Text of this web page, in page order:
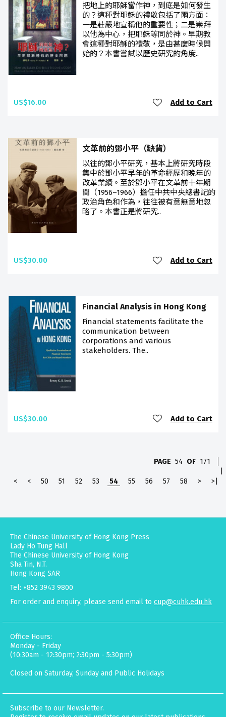
把地上的耶穌當作神，到底是如何發生
的？這種對耶穌的禮敬包括了兩方面：
一是莊嚴地宣稱他的重要性；二是崇拜
以他為中心，把耶穌等同於神。早期教
會這種對耶穌的禮敬，是由甚麼時候開
始的？本書嘗試以歷史研究的角度..
US$16.00 Add to Cart
文革前的鄧小平（缺貨）
以往的鄧小平研究，基本上將研究時段
集中於鄧小平早年的革命經歷和晚年的
改革業績。至於鄧小平在文革前十年期
間（1956–1966）擔任中共中央總書記的
政治角色和作為，往往被有意無意地忽
略了。本書正是將研究..
US$30.00 Add to Cart
Financial Analysis in Hong Kong
Financial statements facilitate the
communication between
corporations and various
stakeholders. The..
US$30.00 Add to Cart
PAGE 54 OF 171
<
< 50 51 52 53 54 55 56 57 58 > >|
The Chinese University of Hong Kong Press
Lady Ho Tung Hall
The Chinese University of Hong Kong
Sha Tin, N.T.
Hong Kong SAR
Tel: +852 3943 9800
For order and enquiry, please send email to cup@cuhk.edu.hk
Office Hours:
Monday - Friday
(10:30am - 12:30pm; 2:30pm - 5:30pm)
Closed on Saturday, Sunday and Public Holidays
Subscribe to our Newsletter.